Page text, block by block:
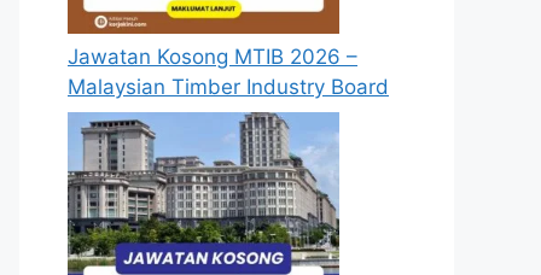
Jawatan Kosong MTIB 2026 –
Malaysian Timber Industry Board